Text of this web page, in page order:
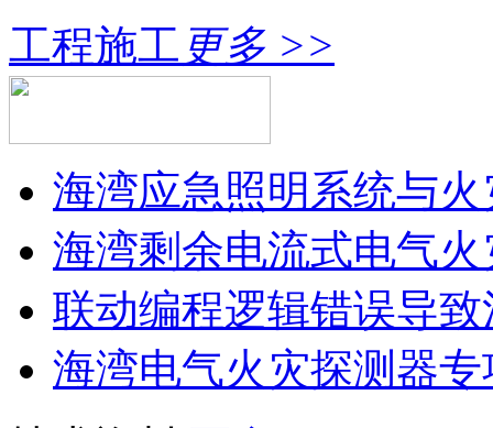
工程施工 更多 >>
海湾应急照明系统与火
海湾剩余电流式电气火
联动编程逻辑错误导致
海湾电气火灾探测器